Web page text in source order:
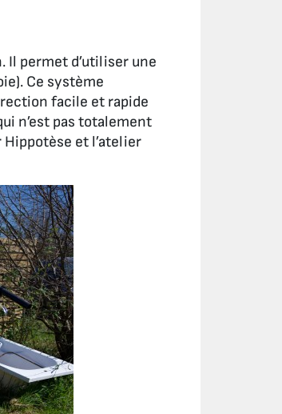
Il permet d’utiliser une
Ce système
facile et rapide
n’est pas totalement
et l’atelier